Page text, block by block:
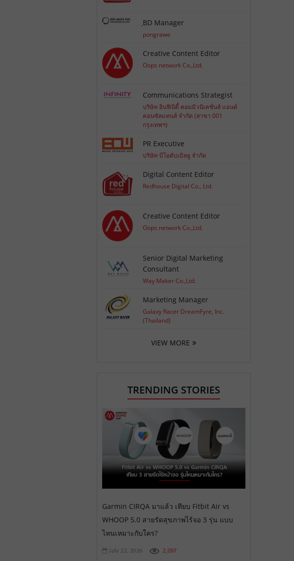
ฺBD Manager
pongrawe
Creative Content Editor
Oops network Co.,Ltd.
Communications Strategist
บริษัท อินฟินิตี้ คอมมิวนิเคชั่นส์ แอนด์
คอนซัลแทนส์ จำกัด (สาขา 001
กรุงเทพฯ)
PR Executive
บริษัท บีโอดับเบิลยู จำกัด
Digital Content Editor
Redhouse Digital Co., Ltd.
Creative Content Editor
Oops network Co.,Ltd.
Senior Digital Marketing
Consultant
Way Maker Co.,Ltd.
Marketing Manager
Galaxy Racer DreamFyre, Inc.
(Thailand)
VIEW MORE
TRENDING STORIES
Garmin CIRQA มาแล้ว เทียบ Fitbit Air vs
WHOOP 5.0 สายรัดสุขภาพไร้จอ 3 รุ่น แบบ
ไหนเหมาะกับใคร?
July 22, 2026 2,097